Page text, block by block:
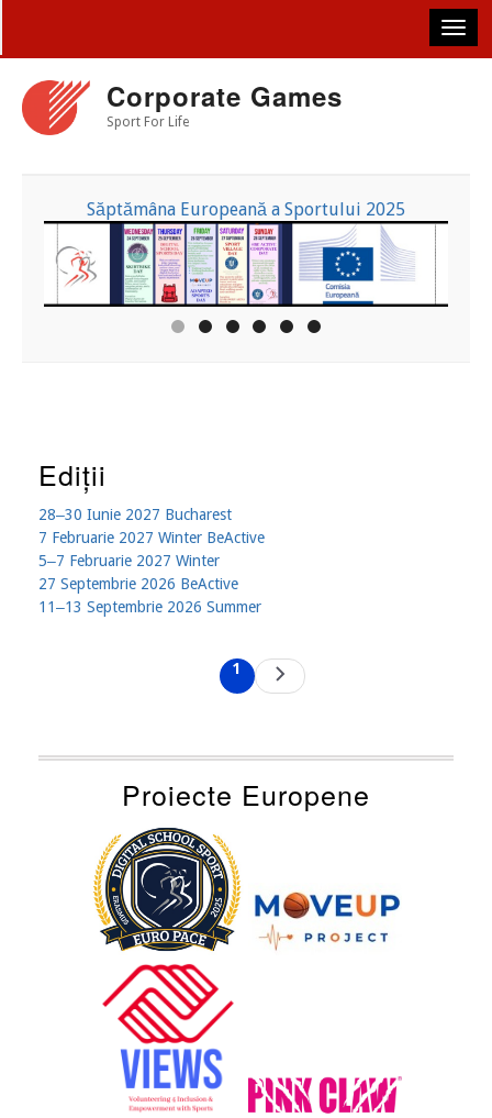
main
content
Corporate Games
Sport For Life
Săptămâna Europeană a Sportului 2025
Ediții
28‒30 Iunie 2027 Bucharest
7 Februarie 2027 Winter BeActive
5‒7 Februarie 2027 Winter
27 Septembrie 2026 BeActive
11‒13 Septembrie 2026 Summer
Current
page
1
Next
page
Proiecte Europene